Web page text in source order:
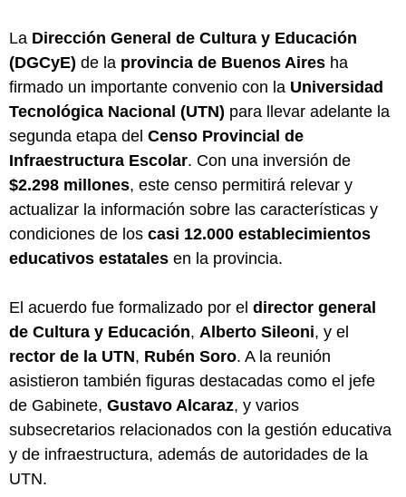
La Dirección General de Cultura y Educación
(DGCyE) de la provincia de Buenos Aires ha
firmado un importante convenio con la Universidad
Tecnológica Nacional (UTN) para llevar adelante la
segunda etapa del Censo Provincial de
Infraestructura Escolar. Con una inversión de
$2.298 millones, este censo permitirá relevar y
actualizar la información sobre las características y
condiciones de los casi 12.000 establecimientos
educativos estatales en la provincia.
El acuerdo fue formalizado por el director general
de Cultura y Educación, Alberto Sileoni, y el
rector de la UTN, Rubén Soro. A la reunión
asistieron también figuras destacadas como el jefe
de Gabinete, Gustavo Alcaraz, y varios
subsecretarios relacionados con la gestión educativa
y de infraestructura, además de autoridades de la
UTN.